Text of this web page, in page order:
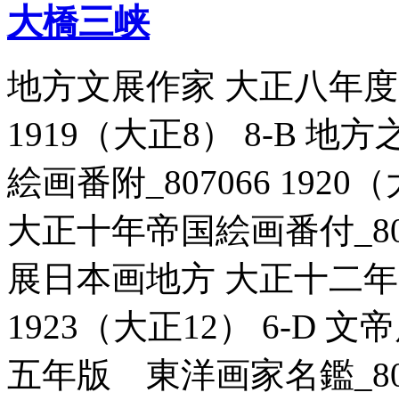
大橋三峡
地方文展作家 大正八年
1919（大正8） 8-B 地方
絵画番附_807066 1920
大正十年帝国絵画番付
展日本画地方 大正十二
1923（大正12） 6-D 文
五年版 東洋画家名鑑